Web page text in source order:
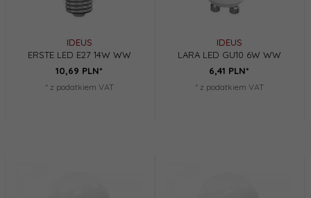
IDEUS
ERSTE LED E27 14W WW
10,69 PLN*
* z podatkiem VAT
IDEUS
LARA LED GU10 6W WW
6,41 PLN*
* z podatkiem VAT